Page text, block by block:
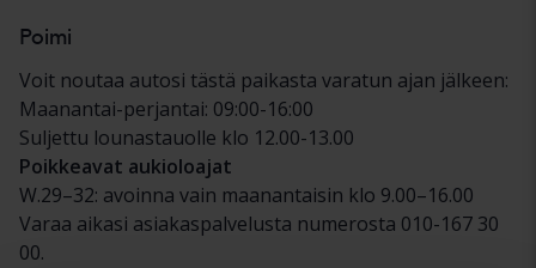
Poimi
Voit noutaa autosi tästä paikasta varatun ajan jälkeen:
Maanantai-perjantai: 09:00-16:00
Suljettu lounastauolle klo 12.00-13.00
Poikkeavat aukioloajat
W.29–32: avoinna vain maanantaisin klo 9.00–16.00
Varaa aikasi asiakaspalvelusta numerosta 010-167 30
00.